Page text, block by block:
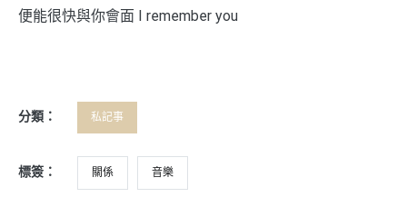
便能很快與你會面 I remember you
分類： 私記事
標簽： 關係 音樂